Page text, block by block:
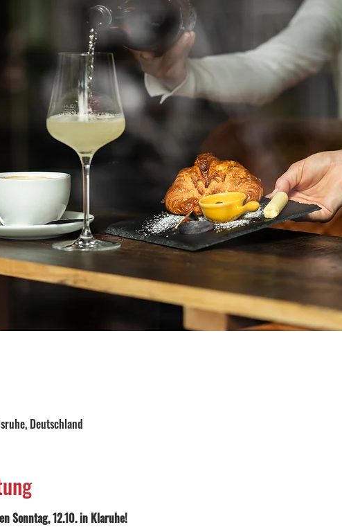
Deutschland
Sonntag, 12.10. in Klaruhe!